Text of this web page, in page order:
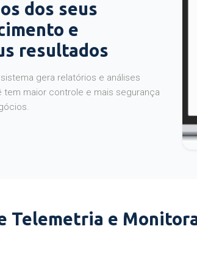
e
resultados
gera relatórios e análises
maior controle e mais segurança
Telemetria e